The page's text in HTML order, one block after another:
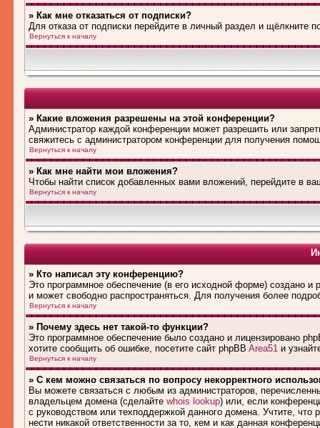
» Как мне отказаться от подписки?
Для отказа от подписки перейдите в личный раздел и щёлкните
Вернуться к началу
» Какие вложения разрешены на этой конференции?
Администратор каждой конференции может разрешить или
свяжитесь с администратором конференции для получения
Вернуться к началу
» Как мне найти мои вложения?
Чтобы найти список добавленных вами вложений, перейдите в
Вернуться к началу
» Кто написал эту конференцию?
Это программное обеспечение (в его исходной форме) создано и
и может свободно распространяться. Для получения более
Вернуться к началу
» Почему здесь нет такой-то функции?
Это программное обеспечение было создано и лицензировано
хотите сообщить об ошибке, посетите сайт phpBB Area51 и
Вернуться к началу
» С кем можно связаться по вопросу некорректного
Вы можете связаться с любым из администраторов,
владельцем домена (сделайте whois lookup) или, если
с руководством или техподдержкой данного домена. Учтите, что
нести никакой ответственности за то, кем и как данная